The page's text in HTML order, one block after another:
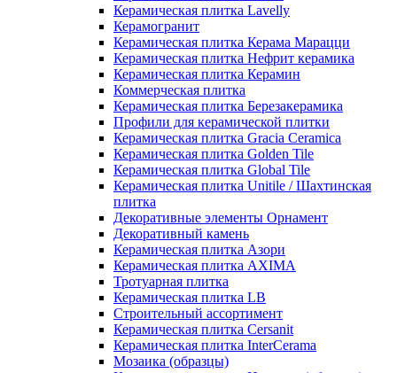
Керамическая плитка Lavelly
Керамогранит
Керамическая плитка Керама Марацци
Керамическая плитка Нефрит керамика
Керамическая плитка Керамин
Коммерческая плитка
Керамическая плитка Березакерамика
Профили для керамической плитки
Керамическая плитка Gracia Ceramica
Керамическая плитка Golden Tile
Керамическая плитка Global Tile
Керамическая плитка Unitile / Шахтинская
плитка
Декоративные элементы Орнамент
Декоративный камень
Керамическая плитка Азори
Керамическая плитка AXIMA
Тротуарная плитка
Керамическая плитка LB
Строительный ассортимент
Керамическая плитка Cersanit
Керамическая плитка InterCerama
Мозаика (образцы)